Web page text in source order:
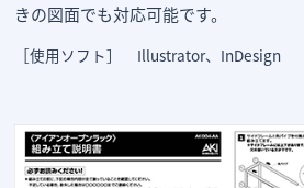
きの図面でも対応可能です。
［使用ソフト］ Illustrator、InDesign